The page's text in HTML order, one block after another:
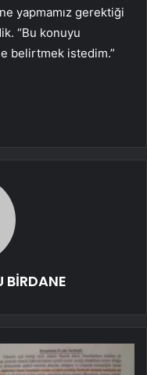
yapmamız gerektiği
“Bu konuyu
belirtmek istedim.”
BİRDANE